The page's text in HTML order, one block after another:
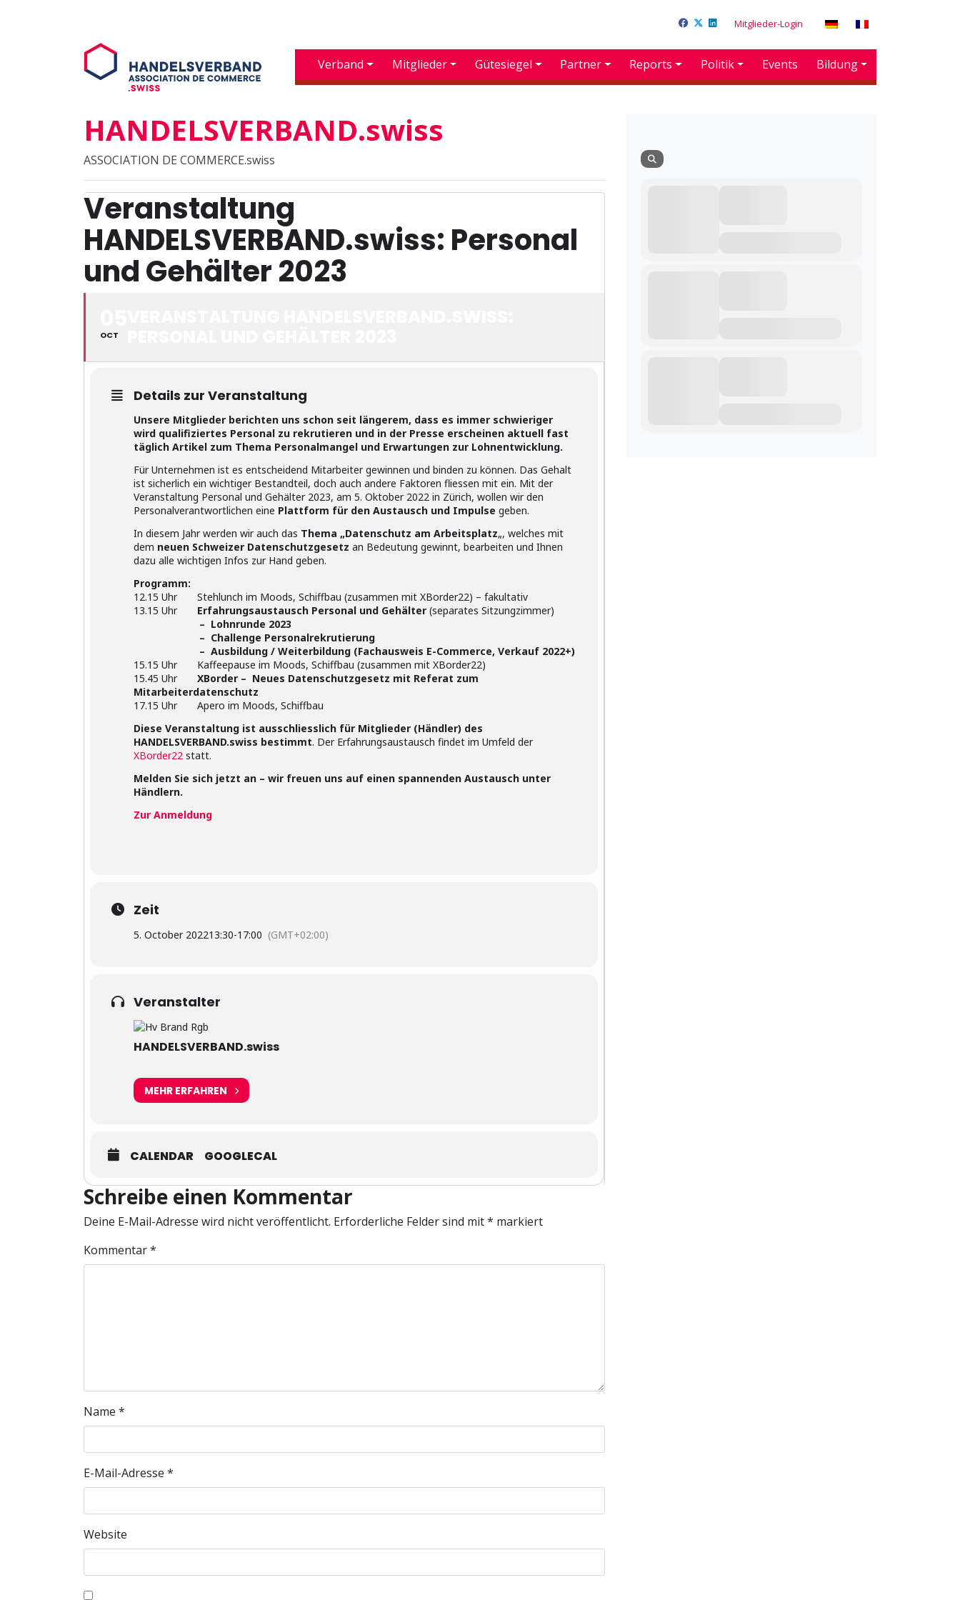
Mitglieder-Login
Verband Mitglieder Gütesiegel Partner Reports Politik Events Bildung
HANDELSVERBAND.swiss
ASSOCIATION DE COMMERCE.swiss
Veranstaltung
HANDELSVERBAND.swiss: Personal
und Gehälter 2023
OCT
Details zur Veranstaltung
Unsere Mitglieder berichten uns schon seit längerem, dass es immer schwieriger
wird qualifiziertes Personal zu rekrutieren und in der Presse erscheinen aktuell fast
täglich Artikel zum Thema Personalmangel und Erwartungen zur Lohnentwicklung.
Für Unternehmen ist es entscheidend Mitarbeiter gewinnen und binden zu können. Das Gehalt
ist sicherlich ein wichtiger Bestandteil, doch auch andere Faktoren fliessen mit ein. Mit der
Veranstaltung Personal und Gehälter 2023, am 5. Oktober 2022 in Zürich, wollen wir den
Personalverantwortlichen eine Plattform für den Austausch und Impulse geben.
In diesem Jahr werden wir auch das Thema „Datenschutz am Arbeitsplatz„, welches mit
dem neuen Schweizer Datenschutzgesetz an Bedeutung gewinnt, bearbeiten und Ihnen
dazu alle wichtigen Infos zur Hand geben.
Programm:
12.15 Uhr Stehlunch im Moods, Schiffbau (zusammen mit XBorder22) – fakultativ
13.15 Uhr Erfahrungsaustausch Personal und Gehälter (separates Sitzungzimmer)
– Lohnrunde 2023
– Challenge Personalrekrutierung
– Ausbildung / Weiterbildung (Fachausweis E-Commerce, Verkauf 2022+)
15.15 Uhr Kaffeepause im Moods, Schiffbau (zusammen mit XBorder22)
15.45 Uhr XBorder – Neues Datenschutzgesetz mit Referat zum
Mitarbeiterdatenschutz
17.15 Uhr Apero im Moods, Schiffbau
Diese Veranstaltung ist ausschliesslich für Mitglieder (Händler) des
HANDELSVERBAND.swiss bestimmt. Der Erfahrungsaustausch findet im Umfeld der
XBorder22 statt.
Melden Sie sich jetzt an – wir freuen uns auf einen spannenden Austausch unter
Händlern.
Zur Anmeldung
Zeit
5. October 202213:30-17:00 (GMT+02:00)
Veranstalter
HANDELSVERBAND.swiss
MEHR ERFAHREN
CALENDAR GOOGLECAL
Schreibe einen Kommentar
Deine E-Mail-Adresse wird nicht veröffentlicht. Erforderliche Felder sind mit* markiert
Kommentar*
Name *
E-Mail-Adresse *
Website